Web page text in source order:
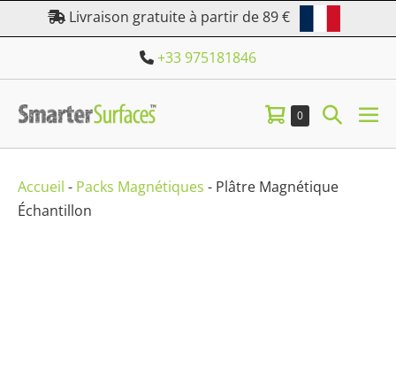
au
Livraison gratuite à partir de 89 €
+33 975181846
Panier
d’achat
0Éléments
le
la
le
Accueil - Packs Magnétiques - Plâtre Magnétique
Échantillon